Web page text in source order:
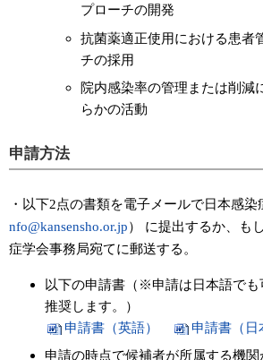
プローチの開発
抗菌薬適正使用における患者
チの採用
院内感染率の管理または削減
らかの活動
申請方法
・以下2点の書類を電子メールで日本感
nfo@kansensho.or.jp） に提出するか、も
症学会事務局宛てに郵送する。
以下の申請書（※申請は日本語でも
推奨します。）
申請書（英語）
申請書（日
申請の時点で候補者が所属する機